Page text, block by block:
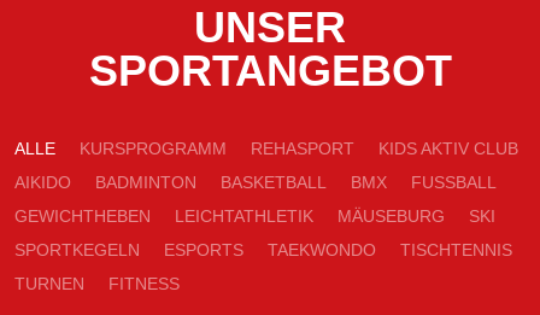
UNSER
SPORTANGEBOT
ALLE KURSPROGRAMM REHASPORT
KIDS AKTIV CLUB
AIKIDO
BADMINTON BASKETBALL BMX
FUSSBALL
GEWICHTHEBEN
LEICHTATHLETIK MÄUSEBURG
SKI
SPORTKEGELN
ESPORTS TAEKWONDO
TISCHTENNIS
TURNEN
FITNESS